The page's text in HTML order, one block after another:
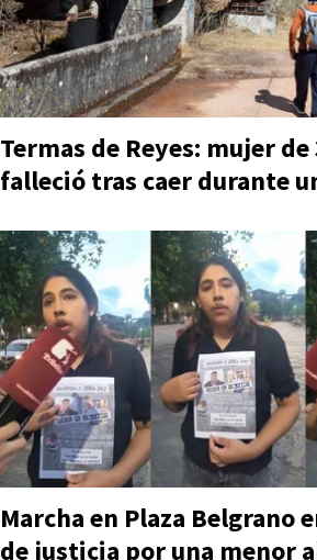
Termas de Reyes: mujer de
falleció tras caer durante
Marcha en Plaza Belgrano
de justicia por una menor